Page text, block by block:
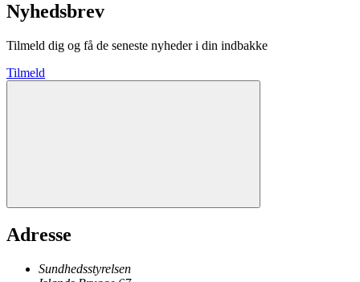
Nyhedsbrev
Tilmeld dig og få de seneste nyheder i din indbakke
Tilmeld
Adresse
Sundhedsstyrelsen